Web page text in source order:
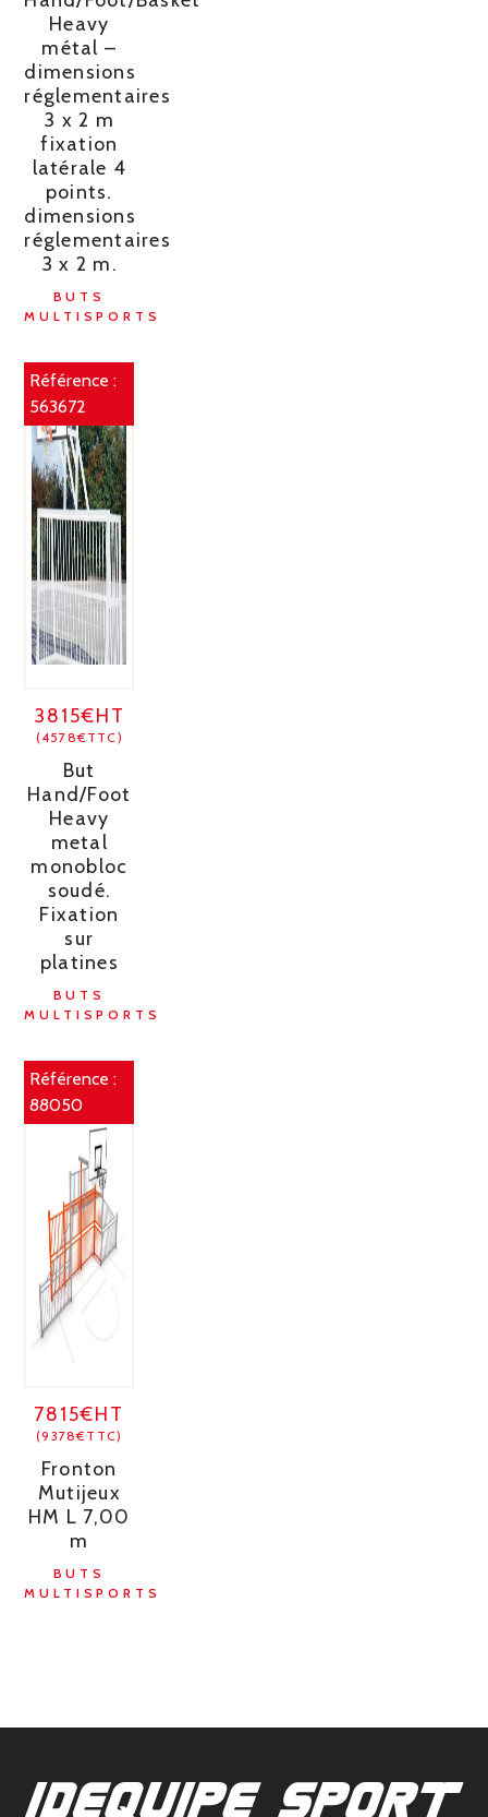
Heavy
métal –
dimensions
réglementaires
3 x 2 m
fixation
latérale 4
points.
dimensions
réglementaires
3 x 2 m.
BUTS
MULTISPORTS
Référence :
563672
3815€HT
(4578€TTC)
But
Hand/Foot
Heavy
metal
monobloc
soudé.
Fixation
sur
platines
BUTS
MULTISPORTS
Référence :
88050
7815€HT
(9378€TTC)
Fronton
Mutijeux
HM L 7,00
m
BUTS
MULTISPORTS